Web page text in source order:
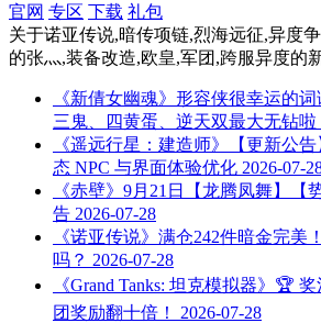
官网 专区 下载 礼包
关于诺亚传说,暗传项链,烈海远征,异度
的张灬,装备改造,欧皇,军团,跨服异度的
《新倩女幽魂》形容侠很幸运的
三鬼、四黄蛋、逆天双最大无钻啦
《遥远行星：建造师》【更新公
态 NPC 与界面体验优化 2026-07-
《赤壁》9月21日【龙腾凤舞】【
告 2026-07-28
《诺亚传说》满仓242件暗金完美
吗？ 2026-07-28
《Grand Tanks: 坦克模拟器》🏆
团奖励翻十倍！
2026-07-28